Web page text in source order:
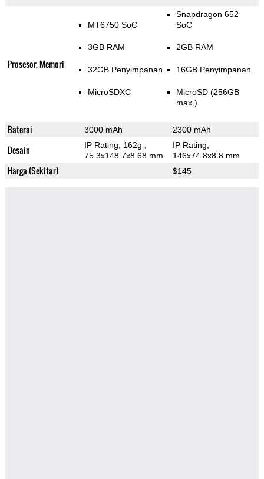
Prosesor, Memori
MT6750 SoC
3GB RAM
32GB Penyimpanan
MicroSDXC
Snapdragon 652
SoC
2GB RAM
16GB Penyimpanan
MicroSD (256GB
max.)
Baterai 3000 mAh 2300 mAh
Desain IP Rating, 162g
75.3x148.7x8.68 mm
IP Rating,
146x74.8x8.8 mm
Harga (Sekitar) $145